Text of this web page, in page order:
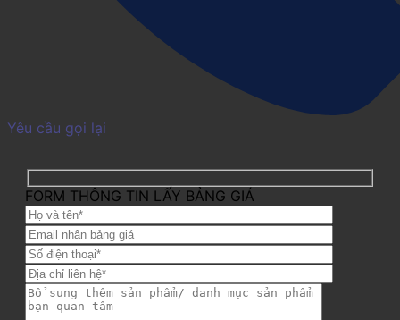
Yêu cầu gọi lại
FORM THÔNG TIN LẤY BẢNG GIÁ